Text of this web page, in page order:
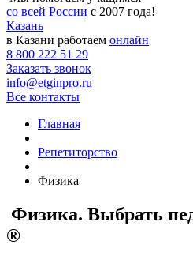
со всей России с 2007 года!
Казань
в Казани работаем онлайн
8 800 222 51 29
Заказать звонок
info@etginpro.ru
Все контакты
Главная
Репетиторство
Физика
Физика. Выбрать
®